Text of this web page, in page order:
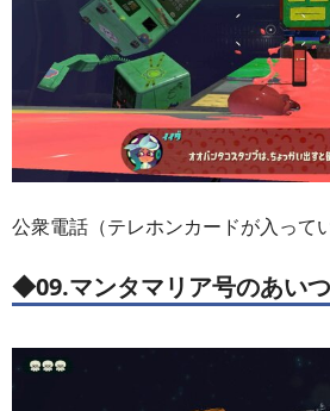
公衆電話（テレホンカードが入って
◆09.マンタマリア号のあいつ